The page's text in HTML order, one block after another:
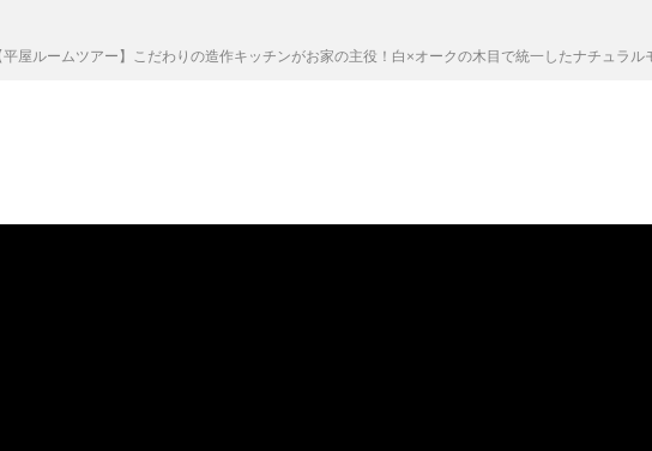
平屋ルームツアー】こだわりの造作キッチンがお家の主役！白×オークの木目で統一したナチュラ